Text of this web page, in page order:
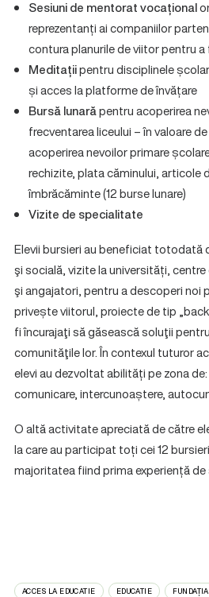
Sesiuni de mentorat vocațional
reprezentanți ai companiilor
contura planurile de viitor pentru
Meditațiipentru disciplinele
și acces la platforme de învățare
Bursă lunarăpentru acoperirea
frecventarea liceului – în valoare
acoperirea nevoilor primare
rechizite, plata căminului, articole
îmbrăcăminte (12 burse lunare)
Vizite de specialitate
Elevii bursieri au beneficiat totodată
şi socială, vizite la universități,
şi angajatori, pentru a descoperi noi
privește viitorul, proiecte de tip
fi încurajaţi să găsească soluţii
comunităţile lor. În contexul tuturor
elevi au dezvoltat abilități pe zona
comunicare, intercunoaștere,
O altă activitate apreciată de către
la care au participat toți cei 12
majoritatea fiind prima experiență de
ACCES LA EDUCATIE EDUCATIE